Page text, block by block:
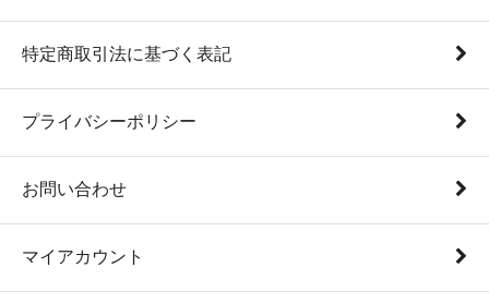
特定商取引法に基づく表記
プライバシーポリシー
お問い合わせ
マイアカウント